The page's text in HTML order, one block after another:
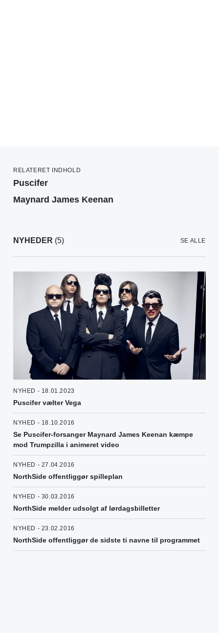
RELATERET INDHOLD
Puscifer
Maynard James Keenan
NYHEDER (5) SE ALLE
NYHED - 18.01.2023
Puscifer vælter Vega
NYHED - 18.10.2016
Se Puscifer-forsanger Maynard James Keenan kæmpe
mod Trumpzilla i animeret video
NYHED - 27.04.2016
NorthSide offentliggør spilleplan
NYHED - 30.03.2016
NorthSide melder udsolgt af lørdagsbilletter
NYHED - 23.02.2016
NorthSide offentliggør de sidste ti navne til programmet